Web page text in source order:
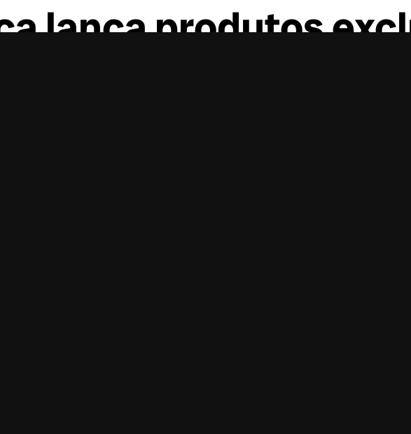
lança produtos